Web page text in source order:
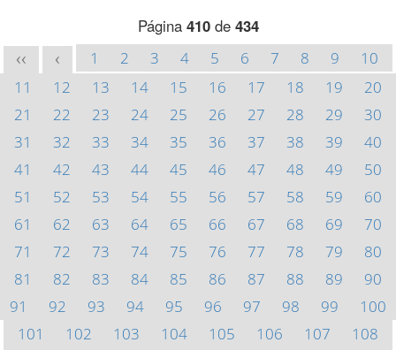
Página 410de 434
<< < 1 2 3 4 5 6 7 8 9
10
11
12 13 14 15 16 17 18 19
20
21
22 23 24 25 26 27 28 29
30
31
32 33 34 35 36 37 38 39
40
41
42 43 44 45 46 47 48 49
50
51
52 53 54 55 56 57 58 59
60
61
62 63 64 65 66 67 68 69
70
71
72 73 74 75 76 77 78 79
80
81
82 83 84 85 86 87 88 89
90
91
92 93 94 95 96 97 98 99
100
101
102 103 104 105 106 107
108